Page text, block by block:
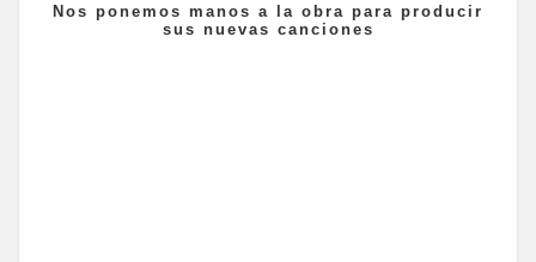
Nos ponemos manos a la obra para producir
sus nuevas canciones